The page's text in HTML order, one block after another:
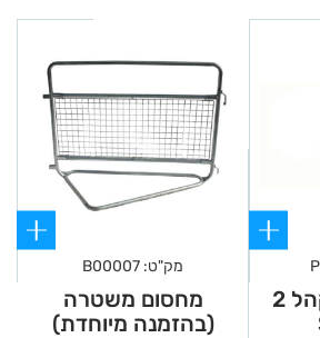
מערכת ניהול קהל 2
מק"ט: B00007
מחסום משטרה
(בהזמנה מיוחדת)